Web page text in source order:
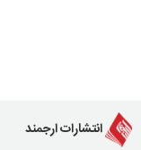
انتشارات ارجمند